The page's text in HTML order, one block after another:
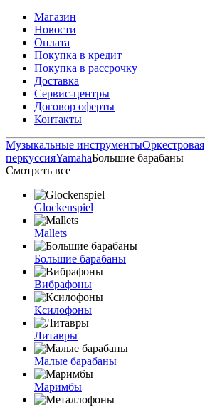
Магазин
Новости
Оплата
Покупка в кредит
Покупка в рассрочку
Доставка
Сервис-центры
Договор оферты
Контакты
Музыкальные инструментыОркестровая
перкуссияYamahaБольшие барабаны
Смотреть все
Glockenspiel
Mallets
Большие барабаны
Вибрафоны
Ксилофоны
Литавры
Малые барабаны
Маримбы